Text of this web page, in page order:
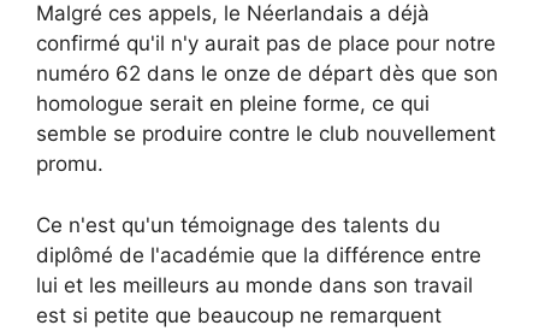
Malgré ces appels, le Néerlandais a déjà
confirmé qu'il n'y aurait pas de place pour notre
numéro 62 dans le onze de départ dès que son
homologue serait en pleine forme, ce qui
semble se produire contre le club nouvellement
promu.
Ce n'est qu'un témoignage des talents du
diplômé de l'académie que la différence entre
lui et les meilleurs au monde dans son travail
est si petite que beaucoup ne remarquent